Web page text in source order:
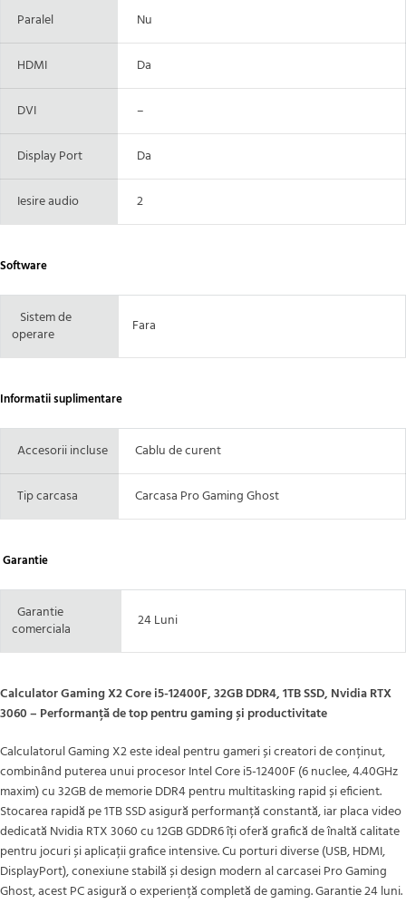
Paralel Nu
HDMI Da
DVI –
Display Port Da
Iesire audio 2
Software
Sistem de
operare
Fara
Informatii suplimentare
Accesorii incluse Cablu de curent
Tip carcasa Carcasa Pro Gaming Ghost
Garantie
Garantie
comerciala
24 Luni
Calculator Gaming X2 Core i5-12400F, 32GB DDR4, 1TB SSD, Nvidia RTX
3060 – Performanță de top pentru gaming și productivitate
Calculatorul Gaming X2 este ideal pentru gameri și creatori de conținut,
combinând puterea unui procesor Intel Core i5-12400F (6 nuclee, 4.40GHz
maxim) cu 32GB de memorie DDR4 pentru multitasking rapid și eficient.
Stocarea rapidă pe 1TB SSD asigură performanță constantă, iar placa video
dedicată Nvidia RTX 3060 cu 12GB GDDR6 îți oferă grafică de înaltă calitate
pentru jocuri și aplicații grafice intensive. Cu porturi diverse (USB, HDMI,
DisplayPort), conexiune stabilă și design modern al carcasei Pro Gaming
Ghost, acest PC asigură o experiență completă de gaming. Garantie 24 luni.